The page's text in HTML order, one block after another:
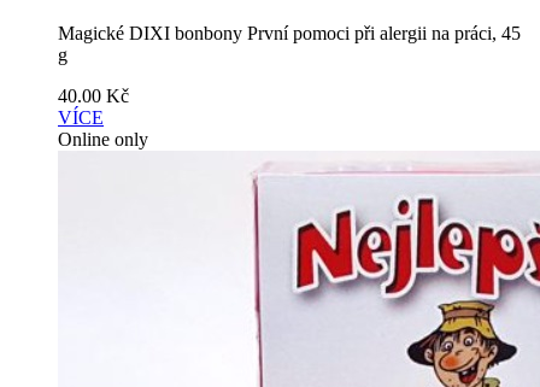
Magické DIXI bonbony První pomoci při alergii na práci, 45
g
40.00 Kč
VÍCE
Online only